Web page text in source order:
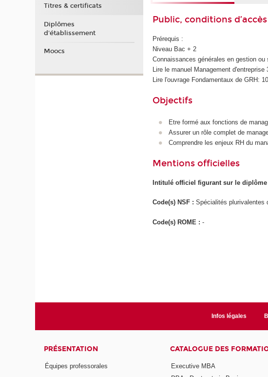
Public, conditions
Prérequis :
Niveau Bac + 2
Connaissances générales en gestion
Lire le manuel Management
Lire l'ouvrage Fondamentaux de GRH:
Objectifs
Etre formé aux fonctions de
Assurer un rôle complet de
Comprendre les enjeux RH du
Mentions officielles
Intitulé officiel figurant sur le
Code(s) NSF :Spécialités plurivalentes
Code(s) ROME :-
Titres & certificats
Diplômes
d'établissement
Moocs
Infos légales
PRÉSENTATION
Équipes professorales
CATALOGUE DES
Executive MBA